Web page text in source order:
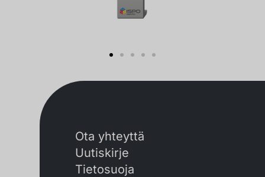
Ota yhteyttä
Uutiskirje
Tietosuoja